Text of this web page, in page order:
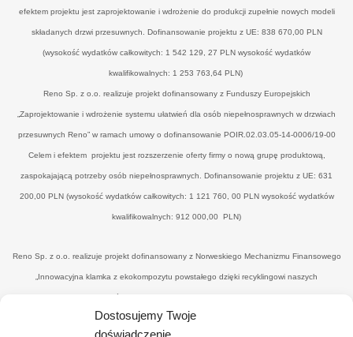
Dostosujemy Twoje
efektem projektu jest zaprojektowanie i wdrożenie do produkcji zupełnie nowych modeli
składanych drzwi przesuwnych. Dofinansowanie projektu z UE: 838 670,00 PLN
(wysokość wydatków całkowitych: 1 542 129, 27 PLN wysokość wydatków
kwalifikowalnych: 1 253 763,64 PLN)
Reno Sp. z o.o. realizuje projekt dofinansowany z Funduszy Europejskich
„Zaprojektowanie i wdrożenie systemu ułatwień dla osób niepełnosprawnych w drzwiach
przesuwnych Reno” w ramach umowy o dofinansowanie POIR.02.03.05-14-0006/19-00
Celem i efektem projektu jest rozszerzenie oferty firmy o nową grupę produktową,
zaspokajającą potrzeby osób niepełnosprawnych. Dofinansowanie projektu z UE: 631
200,00 PLN (wysokość wydatków całkowitych: 1 121 760, 00 PLN wysokość wydatków
kwalifikowalnych: 912 000,00 PLN)
Reno Sp. z o.o. realizuje projekt dofinansowany z Norweskiego Mechanizmu Finansowego
„Innowacyjna klamka z ekokompozytu powstałego dzięki recyklingowi naszych
poprodukcyjnych odpadów drzewnych’" w ramach umowy o dofinansowanie UWP-
NORW.19.01.04-14-0041/20-00. Celem i efektemjest uzyskanie nowego, konkurencyjnego